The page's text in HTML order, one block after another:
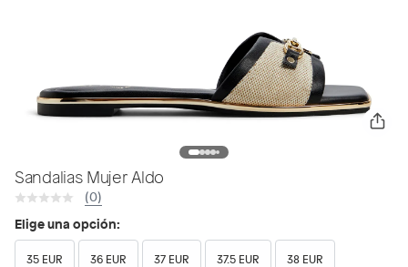
Sandalias Mujer Aldo
(0)
Elige una opción:
35 EUR 36 EUR 37 EUR 37.5 EUR 38 EUR